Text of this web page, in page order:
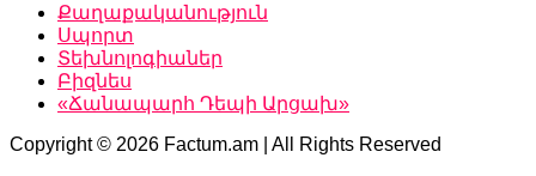
Քաղաքականություն
Սպորտ
Տեխնոլոգիաներ
Բիզնես
«Ճանապարհ Դեպի Արցախ»
Copyright © 2026 Factum.am | All Rights Reserved